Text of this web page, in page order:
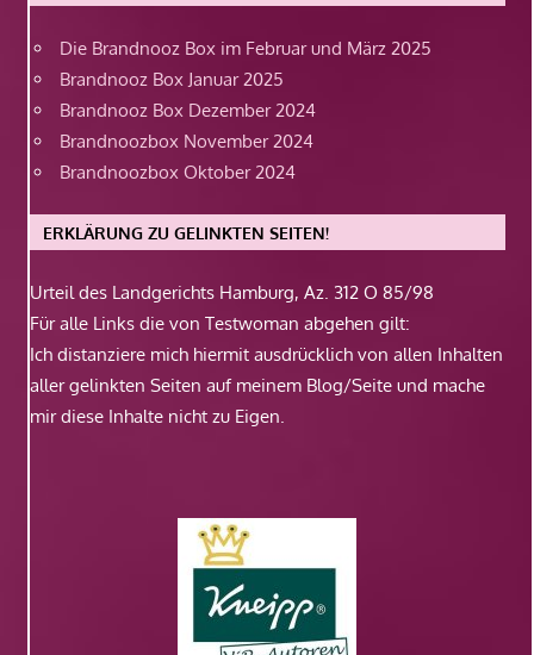
Die Brandnooz Box im Februar und März 2025
Brandnooz Box Januar 2025
Brandnooz Box Dezember 2024
Brandnoozbox November 2024
Brandnoozbox Oktober 2024
ERKLÄRUNG ZU GELINKTEN SEITEN!
Urteil des Landgerichts Hamburg, Az. 312 O 85/98
Für alle Links die von Testwoman abgehen gilt:
Ich distanziere mich hiermit ausdrücklich von allen Inhalten
aller gelinkten Seiten auf meinem Blog/Seite und mache
mir diese Inhalte nicht zu Eigen.